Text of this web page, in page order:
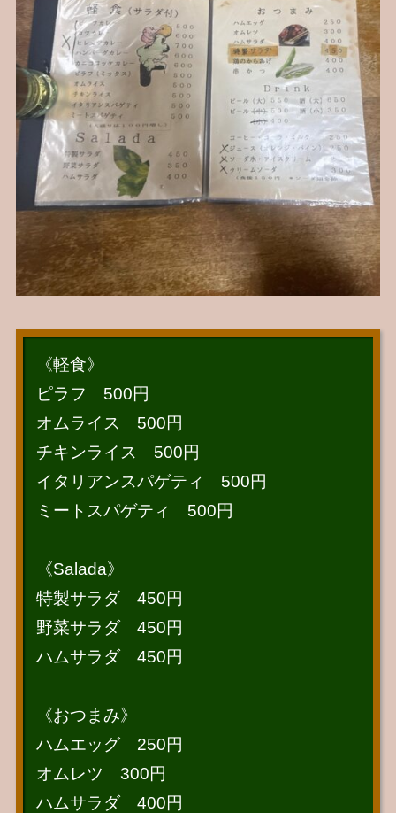
《軽食》
ピラフ 500円
オムライス 500円
チキンライス 500円
イタリアンスパゲティ 500円
ミートスパゲティ 500円
《Salada》
特製サラダ 450円
野菜サラダ 450円
ハムサラダ 450円
《おつまみ》
ハムエッグ 250円
オムレツ 300円
ハムサラダ 400円